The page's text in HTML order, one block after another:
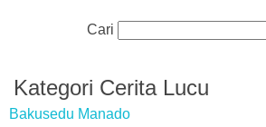
Cari
Kategori Cerita Lucu
Bakusedu Manado